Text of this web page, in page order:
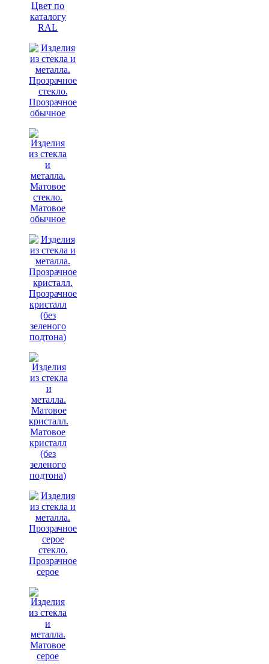
Цвет по
каталогу
RAL
Прозрачное
обычное
Матовое
обычное
Прозрачное
кристалл
(без
зеленого
подтона)
Матовое
кристалл
(без
зеленого
подтона)
Прозрачное
серое